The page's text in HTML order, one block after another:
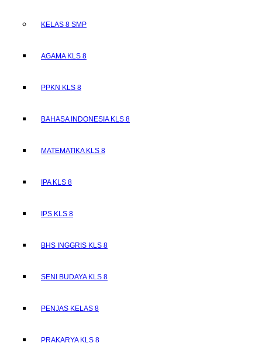
KELAS 8 SMP
AGAMA KLS 8
PPKN KLS 8
BAHASA INDONESIA KLS 8
MATEMATIKA KLS 8
IPA KLS 8
IPS KLS 8
BHS INGGRIS KLS 8
SENI BUDAYA KLS 8
PENJAS KELAS 8
PRAKARYA KLS 8